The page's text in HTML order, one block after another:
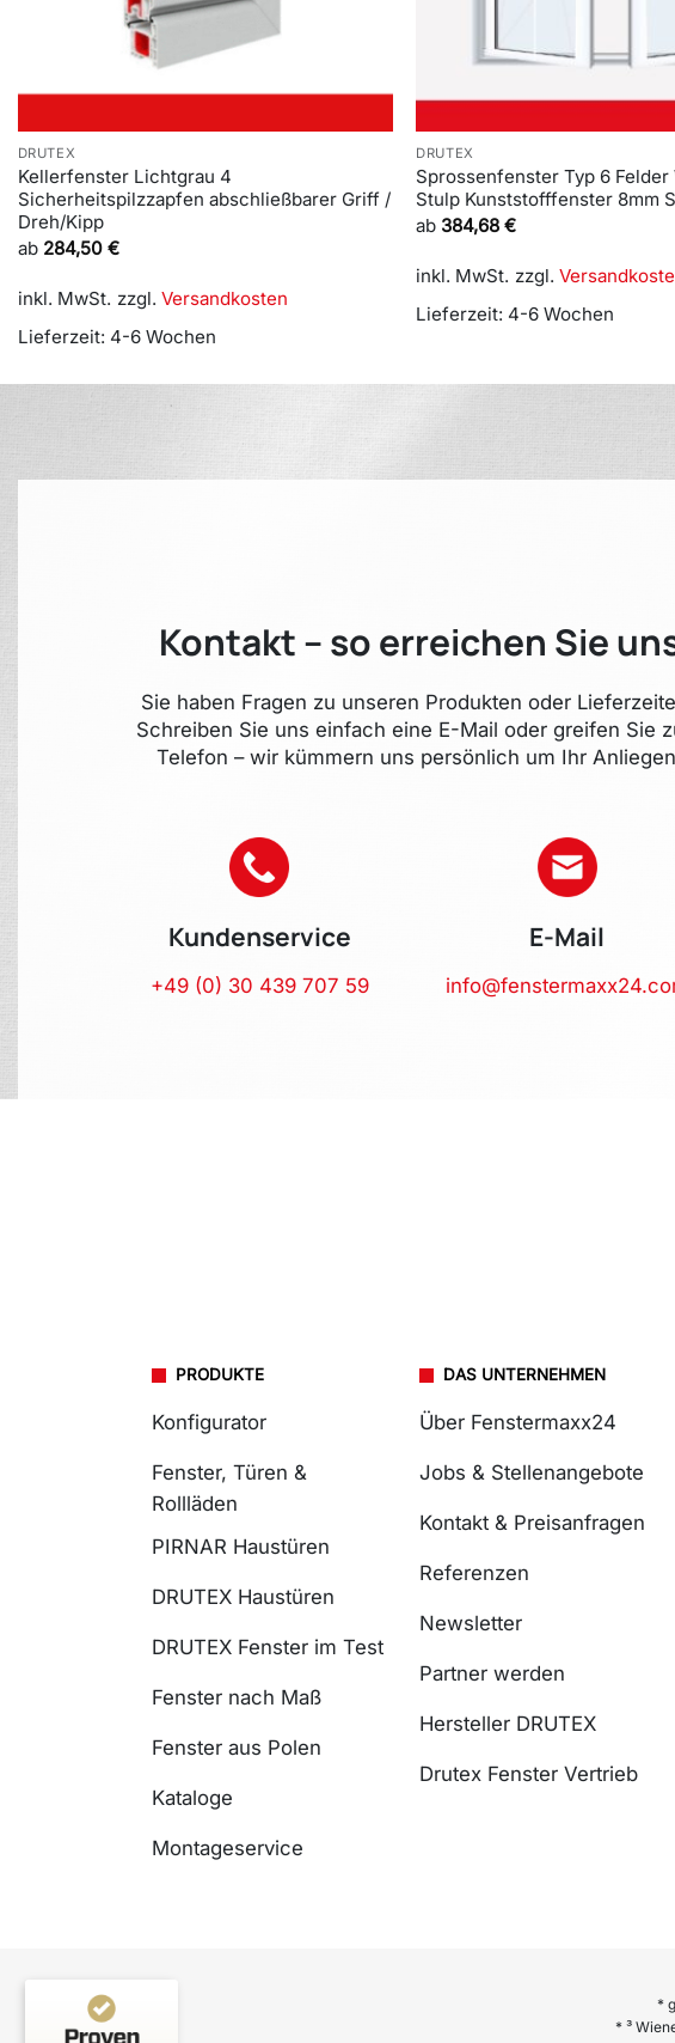
DRUTEX
Kellerfenster Lichtgrau 4
Sicherheitspilzzapfen abschließbarer Griff /
Dreh/Kipp
ab 284,50 €
inkl. MwSt. zzgl. Versandkosten
Lieferzeit: 4-6 Wochen
DRUTEX
Sprossenfenster Typ 6 Felder
Stulp Kunststofffenster 8mm
ab 384,68€
inkl. MwSt. zzgl.
Lieferzeit: 4-6 Wochen
Kontakt – so erreichen Sie
Sie haben Fragen zu unseren Produkten oder
Schreiben Sie uns einfach eine E-Mail oder greifen Sie
Telefon – wir kümmern uns persönlich um Ihr
Kundenservice
+49 (0) 30 439 707 59
E-Mail
PRODUKTE
Konfigurator
Fenster, Türen &
Rollläden
PIRNAR Haustüren
DRUTEX Haustüren
DRUTEX Fenster im Test
Fenster nach Maß
Fenster aus Polen
Kataloge
Montageservice
DAS UNTERNEHMEN
Über Fenstermaxx24
Jobs & Stellenangebote
Kontakt & Preisanfragen
Referenzen
Newsletter
Partner werden
Hersteller DRUTEX
Drutex Fenster Vertrieb
*
* ³